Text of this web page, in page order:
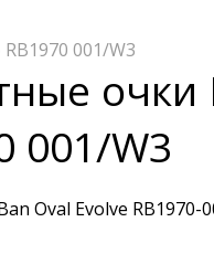
RB1970 001/W3
очки
001/W3